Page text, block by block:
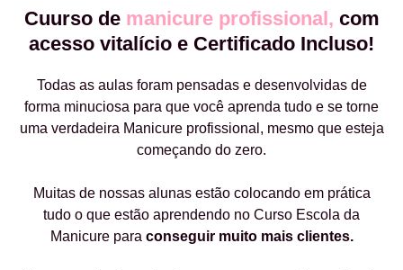
Cuurso de manicure profissional, com
acesso vitalício e Certificado Incluso!
Todas as aulas foram pensadas e desenvolvidas de
forma minuciosa para que você aprenda tudo e se torne
uma verdadeira Manicure profissional, mesmo que esteja
começando do zero.
Muitas de nossas alunas estão colocando em prática
tudo o que estão aprendendo no Curso Escola da
Manicure para conseguir muito mais clientes.